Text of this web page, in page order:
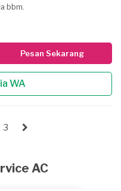
bbm.
Pesan Sekarang
WA
3
AC